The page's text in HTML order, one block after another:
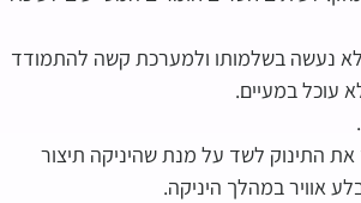
לא נעשה בשלמותו ולמערכת קשה להתמודד
עוכל במעיים.
התינוק לשד על מנת שהיניקה תיצור
אוויר במהלך היניקה.